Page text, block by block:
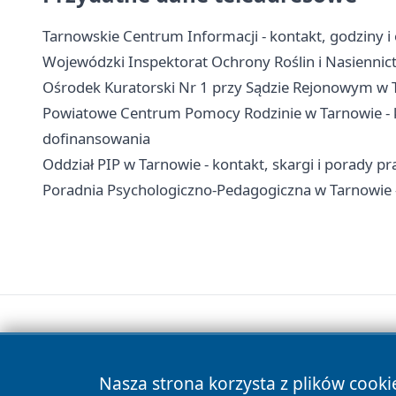
Tarnowskie Centrum Informacji - kontakt, godziny
Wojewódzki Inspektorat Ochrony Roślin i
Ośrodek Kuratorski Nr 1 przy Sądzie Rejonowym w
Powiatowe Centrum Pomocy Rodzinie w Tarnowie
dofinansowania
Oddział PIP w Tarnowie - kontakt, skargi i porady
Poradnia Psychologiczno-Pedagogiczna w
Nasza strona korzysta z plików